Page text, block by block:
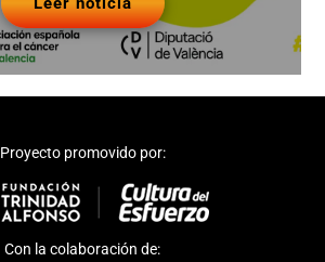
Proyecto promovido por:
Con la colaboración de: